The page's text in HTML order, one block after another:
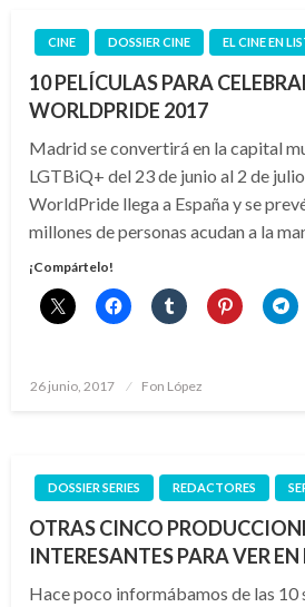
CINE DOSSIER CINE EL CINE EN
10 PELÍCULAS PARA
WORLDPRIDE 2017
Madrid se convertirá en la capital
LGTBiQ+ del 23 de junio al 2 de
WorldPride llega a España y se
millones de personas acudan a la
¡Compártelo!
Publicado
26 junio, 2017 Fon López
DOSSIER SERIES REDACTORES
OTRAS CINCO
INTERESANTES PARA VER
Hace poco informábamos de las 10